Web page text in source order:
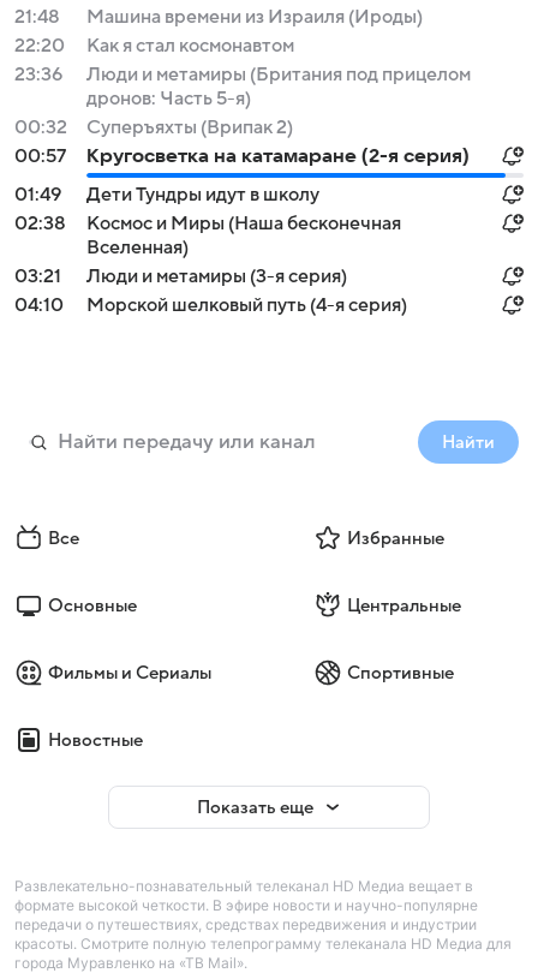
21:48
Машина времени из Израиля (Ироды)
22:20
Как я стал космонавтом
23:36
Люди и метамиры (Британия под прицелом
дронов: Часть 5-я)
00:32
Суперъяхты (Врипак 2)
00:57
Кругосветка на катамаране (2-я серия)
01:49
Дети Тундры идут в школу
02:38
Космос и Миры (Наша бесконечная
Вселенная)
03:21
Люди и метамиры (3-я серия)
04:10
Морской шелковый путь (4-я серия)
Найти
Все Избранные
Основные Центральные
Фильмы и Сериалы Спортивные
Новостные
Показать еще
Развлекательно-познавательный телеканал HD Медиа вещает в
формате высокой четкости. В эфире новости и научно-популярне
передачи о путешествиях, средствах передвижения и индустрии
красоты. Смотрите полную телепрограмму телеканала HD Медиа для
города Муравленко на «ТВ Mail».